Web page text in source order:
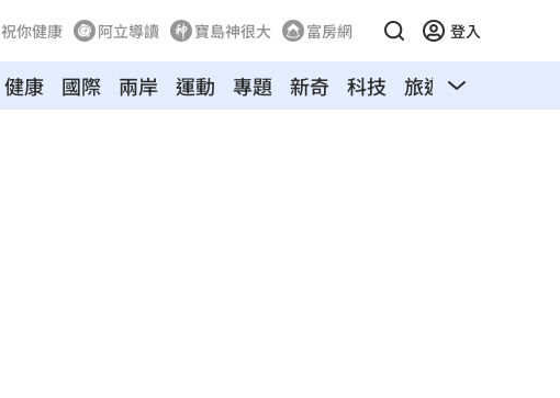
祝你健康 阿立導讀 寶島神很大 富房網 登入
健康 國際 兩岸 運動 專題 新奇 科技 旅遊 汽車